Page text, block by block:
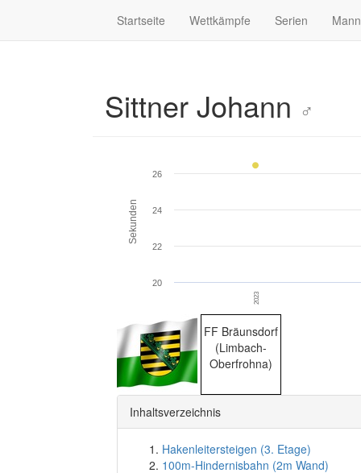
Startseite Wettkämpfe Serien
Sittner Johann ♂
Sekunden
2023
20
22
24
26
FF Bräunsdorf
(Limbach-
Oberfrohna)
Inhaltsverzeichnis
Hakenleitersteigen (3. Etage)
100m-Hindernisbahn (2m Wand)